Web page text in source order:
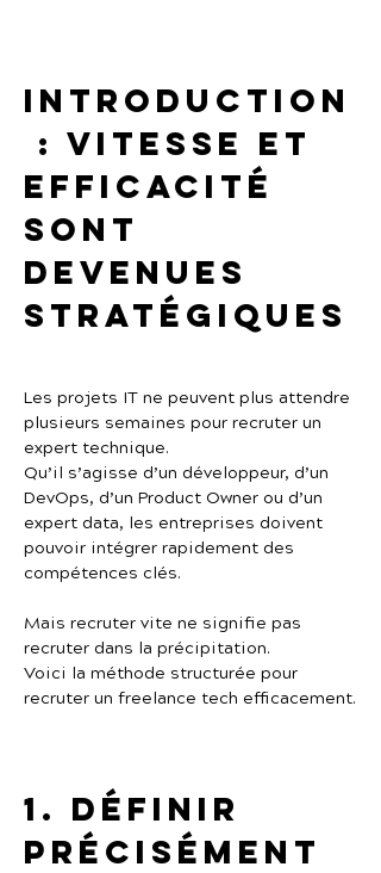
Introduction
: vitesse et
efficacité
sont
devenues
stratégiques
Les projets IT ne peuvent plus attendre
plusieurs semaines pour recruter un
expert technique.
Qu’il s’agisse d’un développeur, d’un
DevOps, d’un Product Owner ou d’un
expert data, les entreprises doivent
pouvoir intégrer rapidement des
compétences clés.
Mais recruter vite ne signifie pas
recruter dans la précipitation.
Voici la méthode structurée pour
recruter un freelance tech efficacement.
1. Définir
précisément